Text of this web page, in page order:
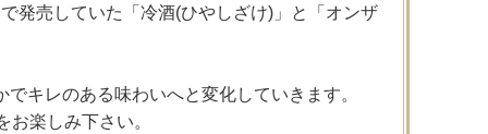
発売していた「冷酒(ひやしざけ)」と「オンザ
キレのある味わいへと変化していきます。
楽しみ下さい。